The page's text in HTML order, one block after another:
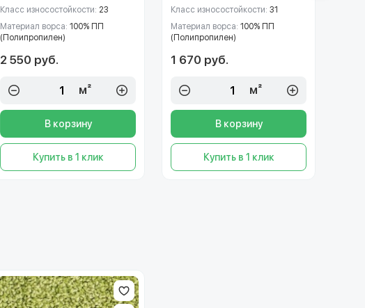
Класс износостойкости: 23
Материал ворса: 100% ПП
(Полипропилен)
2 550 руб.
м²
В корзину
Купить в 1 клик
Класс износостойкости: 31
Материал ворса: 100% ПП
(Полипропилен)
1 670 руб.
м²
В корзину
Купить в 1 клик